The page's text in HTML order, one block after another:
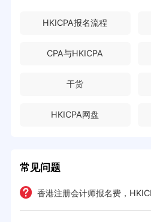
HKICPA报名流程
CPA与HKICPA
干货
HKICPA网盘
常见问题
香港注册会计师报名费，